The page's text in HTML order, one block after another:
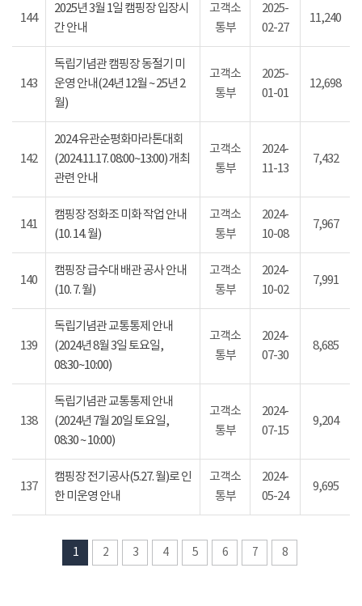
144
2025년 3월 1일 캠핑장 입장시
간 안내
고객소
통부
2025-
02-27
11,240
143
독립기념관 캠핑장 동절기 미
운영 안내(24년 12월 ~ 25년 2
월)
고객소
통부
2025-
01-01
12,698
142
2024 유관순평화마라톤대회
(2024.11.17. 08:00~13:00) 개최
관련 안내
고객소
통부
2024-
11-13
7,432
141
캠핑장 정화조 미화 작업 안내
(10. 14. 월)
고객소
통부
2024-
10-08
7,967
140
캠핑장 급수대 배관 공사 안내
(10. 7. 월)
고객소
통부
2024-
10-02
7,991
139
독립기념관 교통통제 안내
(2024년 8월 3일 토요일,
08:30~10:00)
고객소
통부
2024-
07-30
8,685
138
독립기념관 교통통제 안내
(2024년 7월 20일 토요일,
08:30 ~ 10:00)
고객소
통부
2024-
07-15
9,204
137
캠핑장 전기공사(5.27. 월)로 인
한 미운영 안내
고객소
통부
2024-
05-24
9,695
1 2 3 4 5 6 7 8